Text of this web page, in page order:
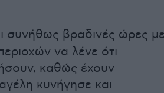
συνήθως βραδινές ώρες
να λένε ότι
καθώς έχουν
κυνήγησε και